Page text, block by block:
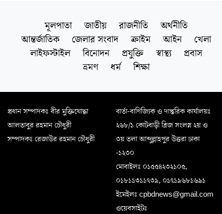
মূলপাতা জাতীয় রাজনীতি
অর্থনীতি
আন্তর্জাতিক
জেলার সংবাদ ক্রাইম আইন
খেলা
লাইফস্টাইল
বিনোদন প্রযুক্তি স্বাস্থ্য
প্রবাস
ভ্রমণ
ধর্ম শিক্ষা
প্রধান সম্পাদকঃ বীর মুক্তিযোদ্ধা
আলতাবুর রহমান চৌধুরী
সম্পাদকঃ রেজাউর রহমান চৌধুরী
বার্তা-বাণিজ্যিক ও দাপ্তরিক কার্যালয়ঃ
২৬৮/১ কোটবাড়ী ব্রিজ সংলগ্ন ২য় ও
৩য় তলা আব্দুল্লাহপুর উত্তরা ঢাকা
-১২৩০
মোবাইলঃ ০১৫৫৪২৩২১০৫,
০১৮১১৩১১৭৩৯, ০১৭১৯৬৮১৬৯১
ইমেইলঃ cpbdnews@gmail.com
ওয়েবসাইটঃ